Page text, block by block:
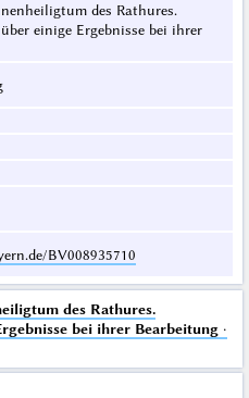
des Rathures.
einige Ergebnisse bei ihrer
BV008935710
des Rathures.
bei ihrer Bearbeitung·